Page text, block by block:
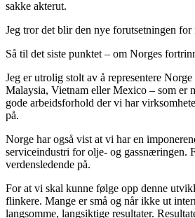
sakke akterut.
Jeg tror det blir den nye forutsetningen
Så til det siste punktet – om Norges
Jeg er utrolig stolt av å representere
Malaysia, Vietnam eller Mexico – som er
gode arbeidsforhold der vi har
på.
Norge har også vist at vi har en
serviceindustri for olje- og gassnæringen.
verdensledende på.
For at vi skal kunne følge opp denne
flinkere. Mange er små og når ikke ut
langsomme, langsiktige resultater.